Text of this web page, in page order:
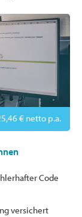
€ netto p.a.
Code
versichert